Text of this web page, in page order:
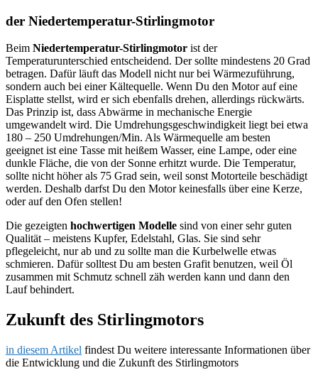
der Niedertemperatur-Stirlingmotor
Beim Niedertemperatur-Stirlingmotor ist der
Temperaturunterschied entscheidend. Der sollte mindestens 20 Grad
betragen. Dafür läuft das Modell nicht nur bei Wärmezuführung,
sondern auch bei einer Kältequelle. Wenn Du den Motor auf eine
Eisplatte stellst, wird er sich ebenfalls drehen, allerdings rückwärts.
Das Prinzip ist, dass Abwärme in mechanische Energie
umgewandelt wird. Die Umdrehungsgeschwindigkeit liegt bei etwa
180 – 250 Umdrehungen/Min. Als Wärmequelle am besten
geeignet ist eine Tasse mit heißem Wasser, eine Lampe, oder eine
dunkle Fläche, die von der Sonne erhitzt wurde. Die Temperatur,
sollte nicht höher als 75 Grad sein, weil sonst Motorteile beschädigt
werden. Deshalb darfst Du den Motor keinesfalls über eine Kerze,
oder auf den Ofen stellen!
Die gezeigten hochwertigen Modelle sind von einer sehr guten
Qualität – meistens Kupfer, Edelstahl, Glas. Sie sind sehr
pflegeleicht, nur ab und zu sollte man die Kurbelwelle etwas
schmieren. Dafür solltest Du am besten Grafit benutzen, weil Öl
zusammen mit Schmutz schnell zäh werden kann und dann den
Lauf behindert.
Zukunft des Stirlingmotors
in diesem Artikel findest Du weitere interessante Informationen über
die Entwicklung und die Zukunft des Stirlingmotors